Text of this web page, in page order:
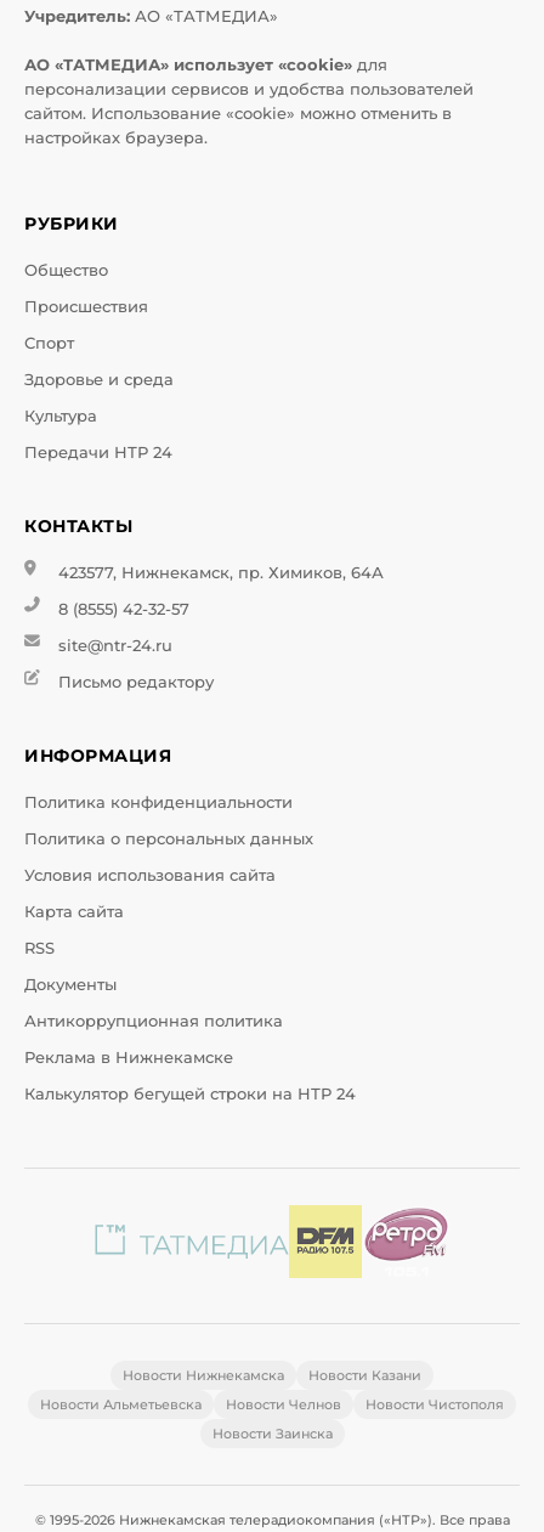
Учредитель: АО «ТАТМЕДИА»
АО «ТАТМЕДИА» использует «cookie» для
персонализации сервисов и удобства пользователей
сайтом. Использование «cookie» можно отменить в
настройках браузера.
РУБРИКИ
Общество
Происшествия
Спорт
Здоровье и среда
Культура
Передачи НТР 24
КОНТАКТЫ
423577, Нижнекамск, пр. Химиков, 64А
8 (8555) 42-32-57
site@ntr-24.ru
Письмо редактору
ИНФОРМАЦИЯ
Политика конфиденциальности
Политика о персональных данных
Условия использования сайта
Карта сайта
RSS
Документы
Антикоррупционная политика
Реклама в Нижнекамске
Калькулятор бегущей строки на НТР 24
Новости Нижнекамска
Новости Казани
Новости Альметьевска
Новости Челнов
Новости Чистополя
Новости Заинска
© 1995-2026 Нижнекамская телерадиокомпания («НТР»). Все права